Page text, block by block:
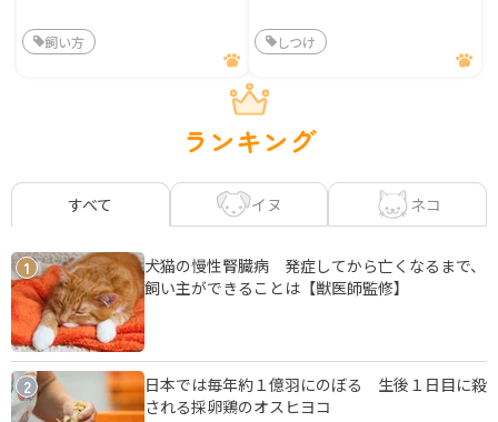
飼い方 しつけ
ランキング
すべて イヌ ネコ
1
犬猫の慢性腎臓病 発症してから亡くなるまで、
飼い主ができることは【獣医師監修】
2
日本では毎年約１億羽にのぼる 生後１日目に殺
される採卵鶏のオスヒヨコ